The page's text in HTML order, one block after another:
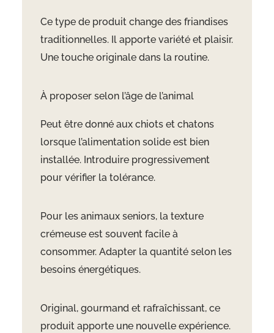
Ce type de produit change des friandises
traditionnelles. Il apporte variété et plaisir.
Une touche originale dans la routine.
À proposer selon l’âge de l’animal
Peut être donné aux chiots et chatons
lorsque l’alimentation solide est bien
installée. Introduire progressivement
pour vérifier la tolérance.
Pour les animaux seniors, la texture
crémeuse est souvent facile à
consommer. Adapter la quantité selon les
besoins énergétiques.
Original, gourmand et rafraîchissant, ce
produit apporte une nouvelle expérience.